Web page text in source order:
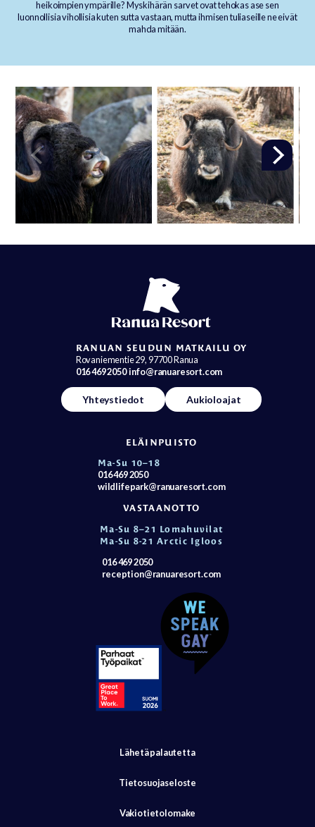
heikoimpien ympärille? Myskihärän sarvet ovat tehokas ase sen
luonnollisia vihollisia kuten sutta vastaan, mutta ihmisen tuliaseille ne eivät
mahda mitään.
RANUAN SEUDUN MATKAILU OY
Rovaniementie 29, 97700 Ranua
016 469 2050info@ranuaresort.com
Yhteystiedot Aukioloajat
ELÄINPUISTO
Ma-Su 10–18
016 469 2050
wildlifepark@ranuaresort.com
VASTAANOTTO
Ma-Su 8–21 Lomahuvilat
Ma-Su 8-21 Arctic Igloos
016 469 2050
reception@ranuaresort.com
Lähetä palautetta
Tietosuojaseloste
Vakiotietolomake